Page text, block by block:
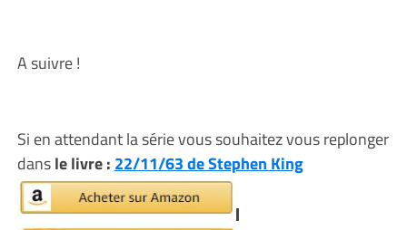
A suivre !
Si en attendant la série vous souhaitez vous replonger
dansle livre : 22/11/63 de Stephen King